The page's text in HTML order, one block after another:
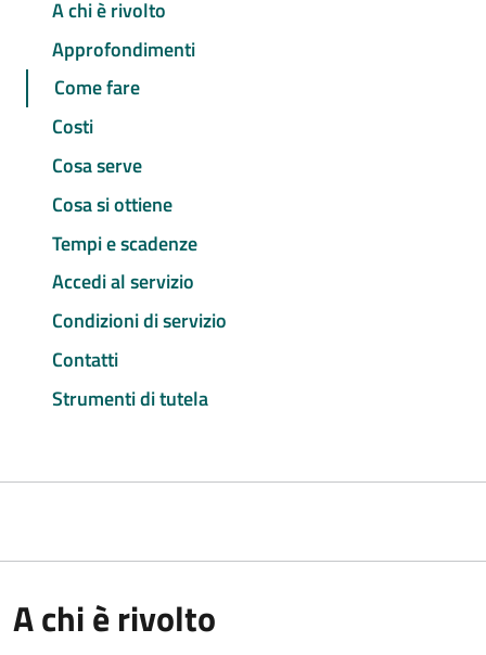
A chi è rivolto
Approfondimenti
Come fare
Costi
Cosa serve
Cosa si ottiene
Tempi e scadenze
Accedi al servizio
Condizioni di servizio
Contatti
Strumenti di tutela
A chi è rivolto